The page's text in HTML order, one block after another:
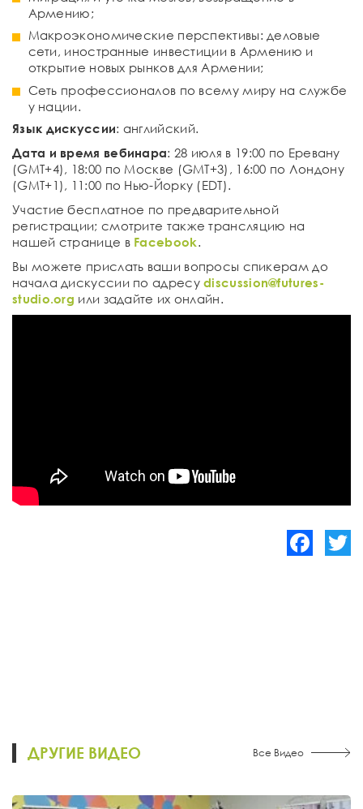
Армению;
Макроэкономические перспективы: деловые
сети, иностранные инвестиции в Армению и
открытие новых рынков для Армении;
Сеть профессионалов по всему миру на службе
у нации.
Язык дискуссии: английский.
Дата и время вебинара: 28 июля в 19:00 по Еревану
(GMT+4), 18:00 по Москве (GMT+3), 16:00 по Лондону
(GMT+1), 11:00 по Нью-Йорку (EDT).
Участие бесплатное по предварительной
регистрации; смотрите также трансляцию на
нашей странице в Facebook.
Вы можете прислать ваши вопросы спикерам до
начала дискуссии по адресуdiscussion@futures-
studio.org или задайте их онлайн.
ДРУГИЕ ВИДЕО Все Видео